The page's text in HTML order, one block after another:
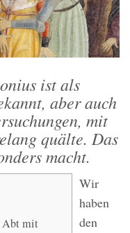
ist als
aber auch
mit
quälte. Das
macht.
Abt mit
Wir
haben
den